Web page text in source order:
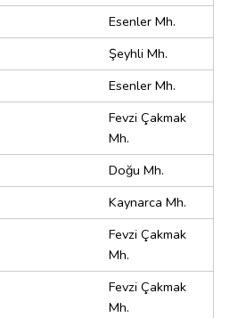
Esenler Mh.
Şeyhli Mh.
Esenler Mh.
Fevzi Çakmak
Mh.
Doğu Mh.
Kaynarca Mh.
Fevzi Çakmak
Mh.
Fevzi Çakmak
Mh.